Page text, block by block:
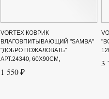
VORTEX КОВРИК
ВЛАГОВПИТЫВАЮЩИЙ "SAMBA"
"ДОБРО ПОЖАЛОВАТЬ"
АРТ.24340, 60Х90СМ,
1 550 ₽
3